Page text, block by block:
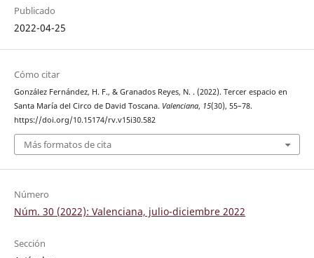
Publicado
2022-04-25
Cómo citar
González Fernández, H. F., & Granados Reyes, N. . (2022). Tercer espacio en
Santa María del Circo de David Toscana. Valenciana, 15(30), 55–78.
https://doi.org/10.15174/rv.v15i30.582
Más formatos de cita
Número
Núm. 30 (2022): Valenciana, julio-diciembre 2022
Sección